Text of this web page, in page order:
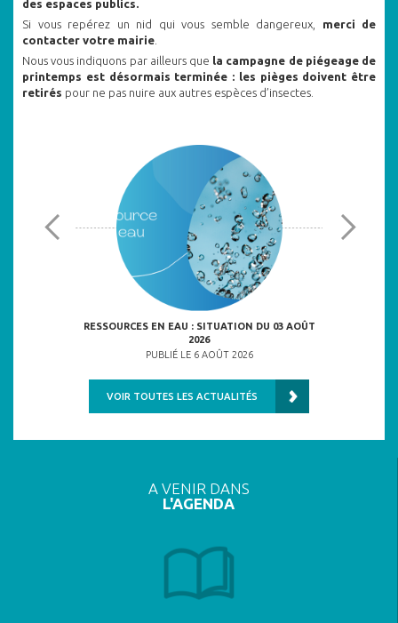
des espaces publics.
Si vous repérez un nid qui vous semble dangereux,
merci de
contacter votre mairie
Nous vous indiquons par ailleurs que la campagne de piégeage de
printemps est désormais terminée : les pièges doivent être
retirés pour ne pas nuire aux autres espèces d’insectes.
RESSOURCES EN EAU : SITUATION DU 03 AOÛT
2026
PUBLIÉ LE 6 AOÛT 2026
VOIR TOUTES LES ACTUALITÉS
A VENIR DANS
L'AGENDA